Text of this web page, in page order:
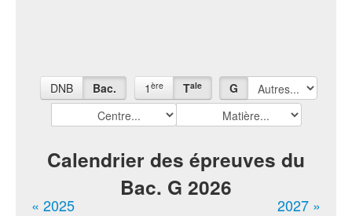
DNB Bac. 1 ère Tale G
Calendrier des épreuves du
Bac. G 2026
« 2025
2027 »